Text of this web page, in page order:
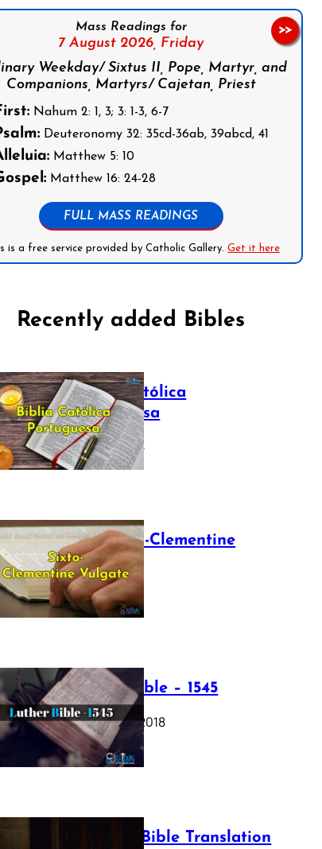
Mass Readings for
7 August 2026, Friday
Weekday/ Sixtus II, Pope, Martyr, and
Companions, Martyrs/ Cajetan, Priest
Nahum 2: 1, 3; 3: 1-3, 6-7
Deuteronomy 32: 35cd-36ab, 39abcd, 41
Matthew 5: 10
Matthew 16: 24-28
FULL MASS READINGS
is a free service provided by Catholic Gallery.Get it here
>>
Recently added Bibles
Bíblia Católica
Portuguesa
July 16, 2025
The Sixto-Clementine
Vulgate
July 12, 2025
Luther Bible – 1545
October 17, 2018
Webster Bible Translation